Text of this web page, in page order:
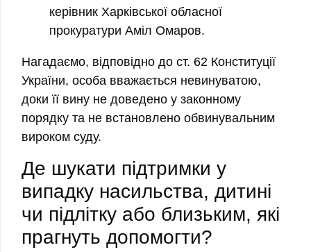
керівник Харківської обласної
прокуратури Аміл Омаров.
Нагадаємо, відповідно до ст. 62 Конституції
України, особа вважається невинуватою,
доки її вину не доведено у законному
порядку та не встановлено обвинувальним
вироком суду.
Де шукати підтримки у
випадку насильства, дитині
чи підлітку або близьким, які
прагнуть допомогти?